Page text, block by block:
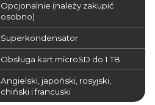
Opcjonalnie (należy zakupić
osobno)
Superkondensator
Obsługa kart microSD do 1 TB
Angielski, japoński, rosyjski,
chiński i francuski